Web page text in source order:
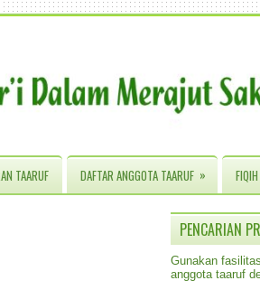
TAARUF DAFTAR ANGGOTA TAARUF »
PENCARIAN
Gunakan
anggota taaruf